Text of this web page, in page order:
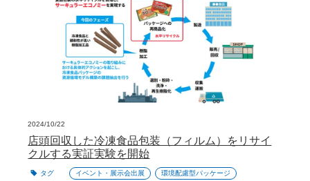
2024/10/22
店頭回収した冷凍食品包装（フィルム）をリサイ
クルする実証実験を開始
タグ イベント・展示会出展 環境配慮型パッケージ